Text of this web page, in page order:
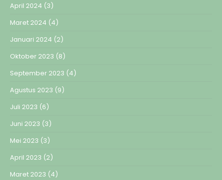
April 2024 (3)
Maret 2024 (4)
Januari 2024 (2)
Oktober 2023 (8)
September 2023 (4)
Agustus 2023 (9)
Juli 2023 (6)
Juni 2023 (3)
Mei 2023 (3)
April 2023 (2)
Maret 2023 (4)